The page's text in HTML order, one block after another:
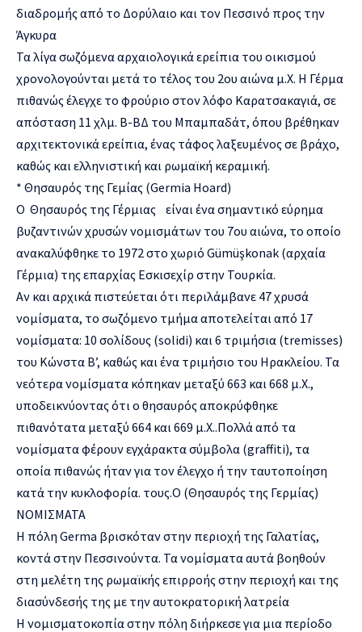
διαδρομής από το Δορύλαιο και τον Πεσσινό προς την
Άγκυρα
Τα λίγα σωζόμενα αρχαιολογικά ερείπια του οικισμού
χρονολογούνται μετά το τέλος του 2ου αιώνα μ.Χ. Η Γέρμα
πιθανώς έλεγχε το φρούριο στον λόφο Καρατσακαγιά, σε
απόσταση 11 χλμ. Β-ΒΔ του Μπαμπαδάτ, όπου βρέθηκαν
αρχιτεκτονικά ερείπια, ένας τάφος λαξευμένος σε βράχο,
καθώς και ελληνιστική και ρωμαϊκή κεραμική.
* Θησαυρός της Γεμίας (Germia Hoard)
Ο Θησαυρός της Γέρμιας είναι ένα σημαντικό εύρημα
βυζαντινών χρυσών νομισμάτων του 7ου αιώνα, το οποίο
ανακαλύφθηκε το 1972 στο χωριό Gümüşkonak (αρχαία
Γέρμια) της επαρχίας Εσκισεχίρ στην Τουρκία.
Αν και αρχικά πιστεύεται ότι περιλάμβανε 47 χρυσά
νομίσματα, το σωζόμενο τμήμα αποτελείται από 17
νομίσματα: 10 σολίδους (solidi) και 6 τριμήσια (tremisses)
του Κώνστα Β’, καθώς και ένα τριμήσιο του Ηρακλείου. Τα
νεότερα νομίσματα κόπηκαν μεταξύ 663 και 668 μ.Χ.,
υποδεικνύοντας ότι ο θησαυρός αποκρύφθηκε
πιθανότατα μεταξύ 664 και 669 μ.Χ..Πολλά από τα
νομίσματα φέρουν εγχάρακτα σύμβολα (graffiti), τα
οποία πιθανώς ήταν για τον έλεγχο ή την ταυτοποίηση
κατά την κυκλοφορία. τους.Ο (Θησαυρός της Γερμίας)
ΝΟΜΙΣΜΑΤΑ
Η πόλη Germa βρισκόταν στην περιοχή της Γαλατίας,
κοντά στην Πεσσινούντα. Τα νομίσματα αυτά βοηθούν
στη μελέτη της ρωμαϊκής επιρροής στην περιοχή και της
διασύνδεσής της με την αυτοκρατορική λατρεία
Η νομισματοκοπία στην πόλη διήρκεσε για μια περίοδο